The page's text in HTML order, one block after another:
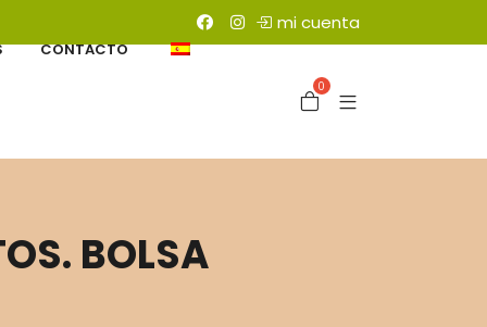
mi cuenta
CONTACTO
0
BOLSA